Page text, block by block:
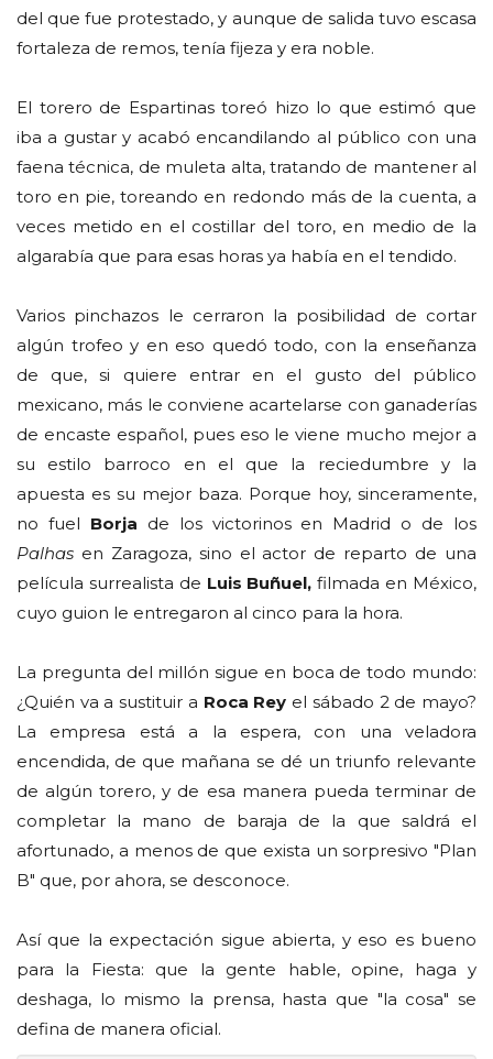
del que fue protestado, y aunque de salida tuvo escasa
fortaleza de remos, tenía fijeza y era noble.
El torero de Espartinas toreó hizo lo que estimó que
iba a gustar y acabó encandilando al público con una
faena técnica, de muleta alta, tratando de mantener al
toro en pie, toreando en redondo más de la cuenta, a
veces metido en el costillar del toro, en medio de la
algarabía que para esas horas ya había en el tendido.
Varios pinchazos le cerraron la posibilidad de cortar
algún trofeo y en eso quedó todo, con la enseñanza
de que, si quiere entrar en el gusto del público
mexicano, más le conviene acartelarse con ganaderías
de encaste español, pues eso le viene mucho mejor a
su estilo barroco en el que la reciedumbre y la
apuesta es su mejor baza. Porque hoy, sinceramente,
no fuel Borja de los victorinos en Madrid o de los
Palhas en Zaragoza, sino el actor de reparto de una
película surrealista de Luis Buñuel,filmada en México,
cuyo guion le entregaron al cinco para la hora.
La pregunta del millón sigue en boca de todo mundo:
¿Quién va a sustituir a Roca Rey el sábado 2 de mayo?
La empresa está a la espera, con una veladora
encendida, de que mañana se dé un triunfo relevante
de algún torero, y de esa manera pueda terminar de
completar la mano de baraja de la que saldrá el
afortunado, a menos de que exista un sorpresivo "Plan
B" que, por ahora, se desconoce.
Así que la expectación sigue abierta, y eso es bueno
para la Fiesta: que la gente hable, opine, haga y
deshaga, lo mismo la prensa, hasta que "la cosa" se
defina de manera oficial.